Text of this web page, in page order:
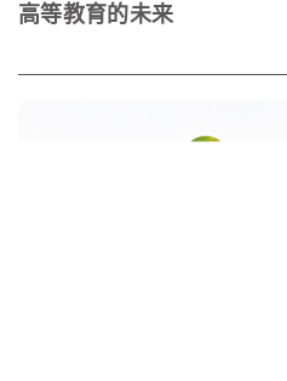
高等教育的未来